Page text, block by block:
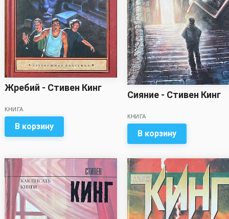
Жребий - Стивен Кинг
КНИГА
В корзину
Сияние - Стивен Кинг
КНИГА
В корзину